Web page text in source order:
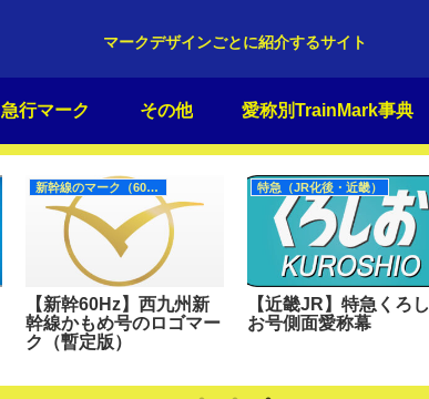
マークデザインごとに紹介するサイト
急行マーク その他 愛称別TrainMark事典
新幹線のマーク（60Hz）
【新幹60Hz】西九州新
幹線かもめ号のロゴマー
ク（暫定版）
特急（JR化後・近畿）
【近畿JR】特急くろし
お号側面愛称幕